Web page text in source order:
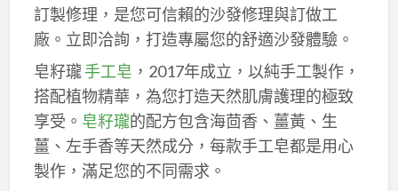
訂製修理，是您可信賴的沙發修理與訂做工
廠。立即洽詢，打造專屬您的舒適沙發體驗。
皂籽瓏手工皂 ，2017年成立，以純手工製作，
搭配植物精華，為您打造天然肌膚護理的極致
享受。 皂籽瓏的配方包含海茴香、薑黃、生
薑、左手香等天然成分，每款手工皂都是用心
製作，滿足您的不同需求。